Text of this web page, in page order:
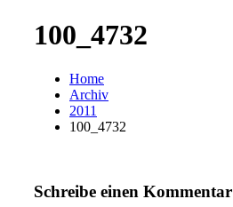
100_4732
Home
Archiv
2011
100_4732
Schreibe einen Kommentar